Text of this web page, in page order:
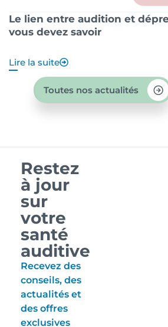
Le lien entre audition et
vous devez savoir
Lire la suite
Toutes nos actualités
Restez
à jour
sur
votre
santé
auditive
Recevez des
conseils, des
actualités et
des offres
exclusives